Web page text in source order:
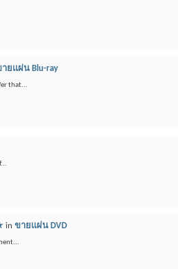
ยแผ่น Blu-ray
that...
in ขายแผ่น DVD